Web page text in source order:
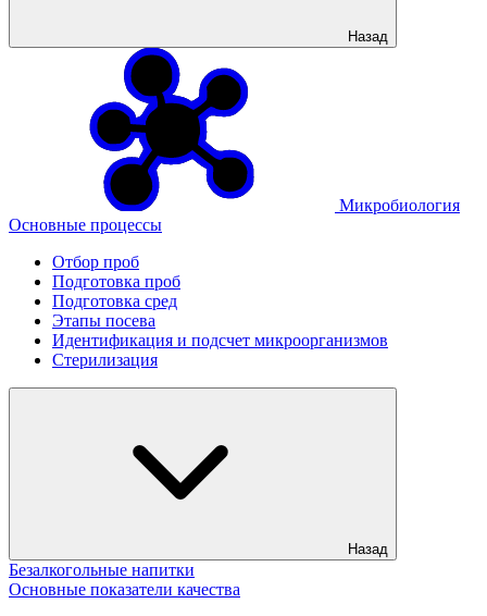
Назад
Микробиология
Основные процессы
Отбор проб
Подготовка проб
Подготовка сред
Этапы посева
Идентификация и подсчет микроорганизмов
Стерилизация
Назад
Безалкогольные напитки
Основные показатели качества